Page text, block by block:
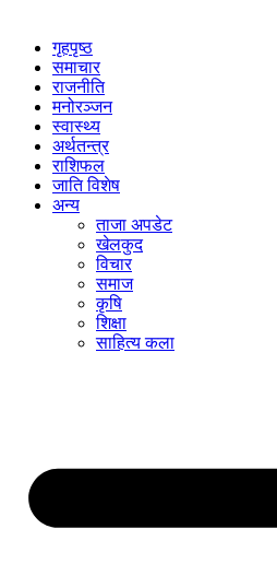
गृहपृष्ठ
समाचार
राजनीति
मनोरञ्जन
स्वास्थ्य
अर्थतन्त्र
राशिफल
जाति विशेष
अन्य
ताजा अपडेट
खेलकुद
विचार
समाज
कृषि
शिक्षा
साहित्य कला